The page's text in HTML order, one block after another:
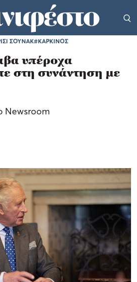
ΣΟΥΝΑΚ#ΚΑΡΚΙΝΟΣ
υπέροχα
στη συνάντηση με
Newsroom